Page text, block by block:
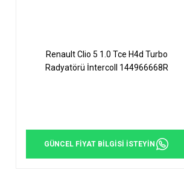
Renault Clio 5 1.0 Tce H4d Turbo
Radyatörü İntercoll 144966668R
GÜNCEL FİYAT BİLGİSİ İSTEYİN